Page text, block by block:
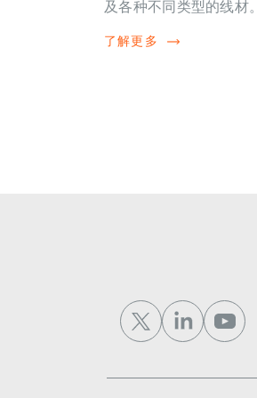
及各种不同类型的线材。
了解更多